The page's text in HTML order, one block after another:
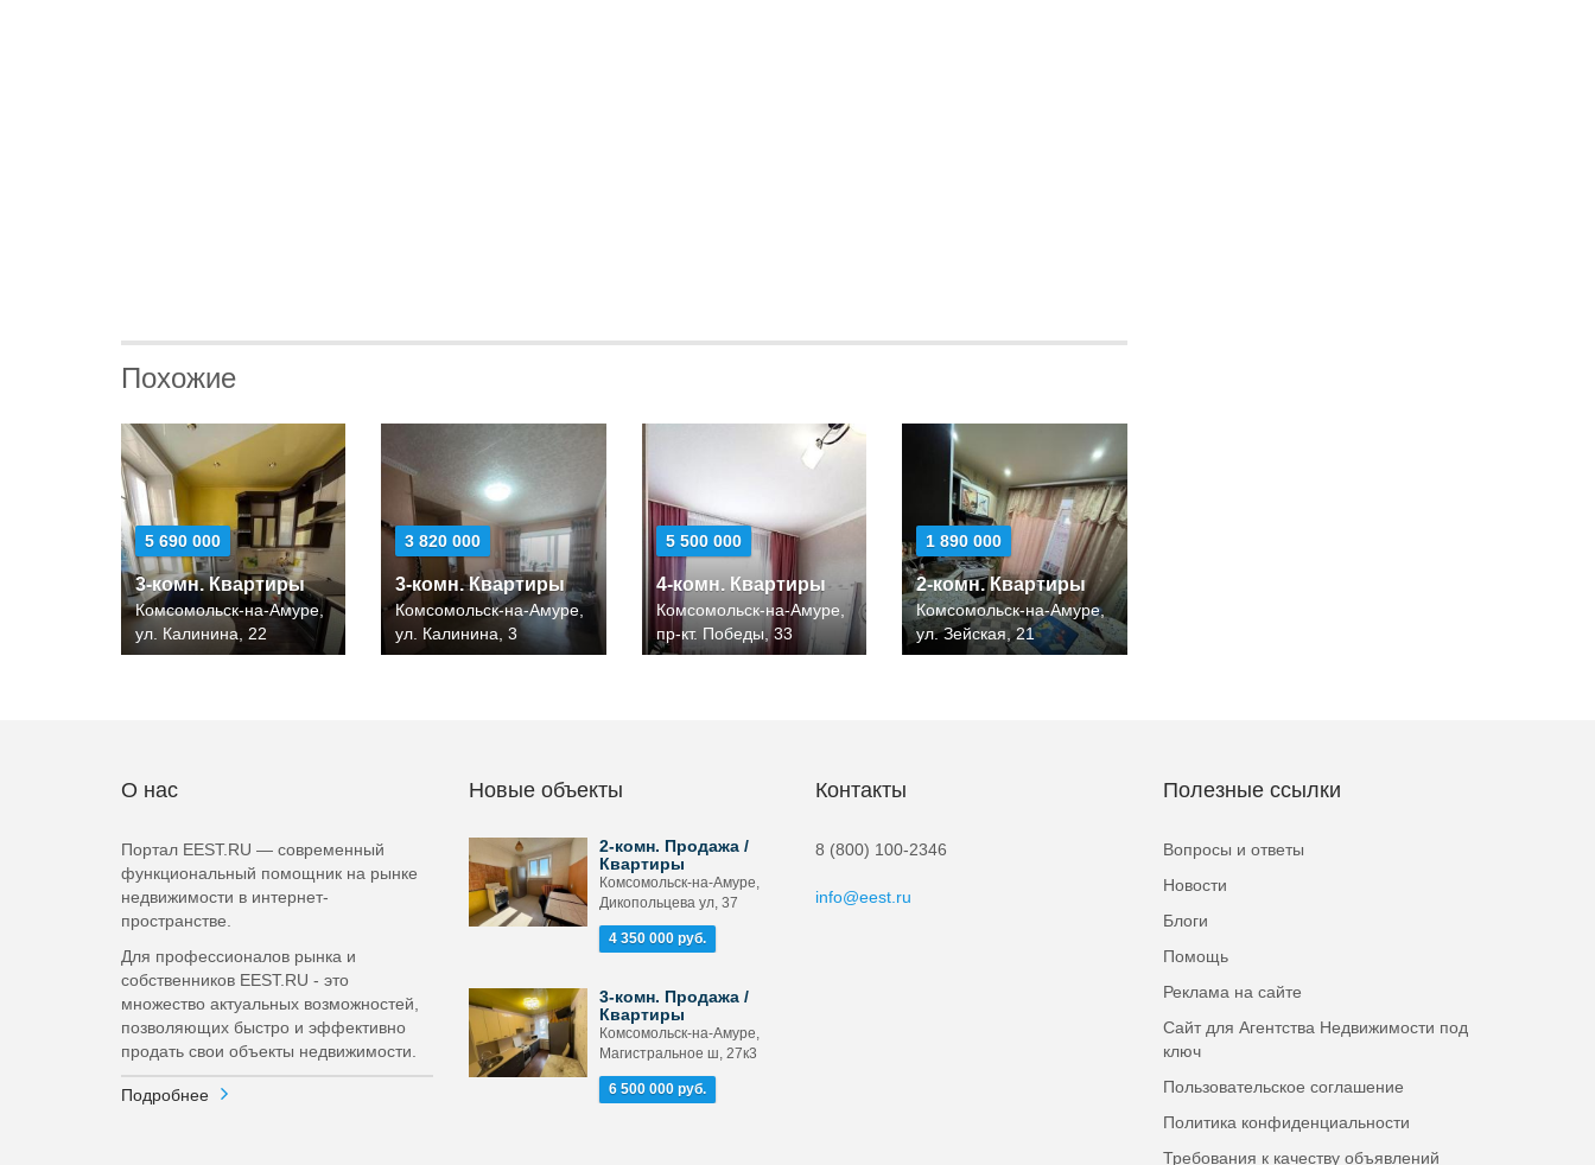
Похожие
5 690 000
3-комн. Квартиры
Комсомольск-на-Амуре,
ул. Калинина, 22
3 820 000
3-комн. Квартиры
Комсомольск-на-Амуре,
ул. Калинина, 3
5 500 000
4-комн. Квартиры
Комсомольск-на-Амуре,
пр-кт. Победы, 33
1 890 000
2-комн. Квартиры
Комсомольск-на-Амуре,
ул. Зейская, 21
О нас
Портал EEST.RU — современный
функциональный помощник на рынке
недвижимости в интернет-
пространстве.
Для профессионалов рынка и
собственников EEST.RU - это
множество актуальных возможностей,
позволяющих быстро и эффективно
продать свои объекты недвижимости.
Подробнее
Новые объекты
2-комн. Продажа /
Квартиры
Комсомольск-на-Амуре,
Дикопольцева ул, 37
4 350 000 руб.
3-комн. Продажа /
Квартиры
Комсомольск-на-Амуре,
Магистральное ш, 27к3
6 500 000 руб.
Контакты
8 (800) 100-2346
info@eest.ru
Полезные ссылки
Вопросы и ответы
Новости
Блоги
Помощь
Реклама на сайте
Сайт для Агентства Недвижимости под
ключ
Пользовательское соглашение
Политика конфиденциальности
Требования к качеству объявлений